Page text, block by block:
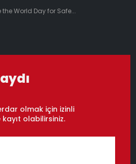
World Day for Safe...
olmak için izinli
olabilirsiniz.